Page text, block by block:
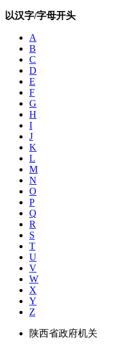
以汉字/字母开头
A
B
C
D
E
F
G
H
I
J
K
L
M
N
O
P
Q
R
S
T
U
V
W
X
Y
Z
陕西省政府机关